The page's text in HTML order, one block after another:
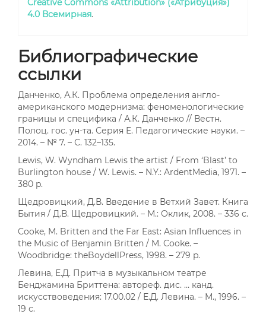
Creative Commons «Attribution» («Атрибуция»)
4.0 Всемирная.
Библиографические
ссылки
Данченко, А.К. Проблема определения англо-
американского модернизма: феноменологические
границы и специфика / А.К. Данченко // Вестн.
Полоц. гос. ун-та. Серия Е. Педагогические науки. –
2014. – № 7. – С. 132–135.
Lewis, W. Wyndham Lewis the artist / From ‘Blast’ to
Burlington house / W. Lewis. – N.Y.: ArdentMedia, 1971. –
380 p.
Щедровицкий, Д.В. Введение в Ветхий Завет. Книга
Бытия / Д.В. Щедровицкий. – М.: Оклик, 2008. – 336 с.
Cooke, M. Britten and the Far East: Asian Influences in
the Music of Benjamin Britten / M. Cooke. –
Woodbridge: theBoydellPress, 1998. – 279 p.
Левина, Е.Д. Притча в музыкальном театре
Бенджамина Бриттена: автореф. дис. … канд.
искусствоведения: 17.00.02 / Е.Д. Левина. – М., 1996. –
19 с.